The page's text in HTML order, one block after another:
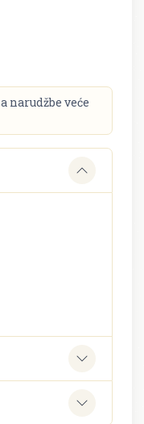
narudžbe veće